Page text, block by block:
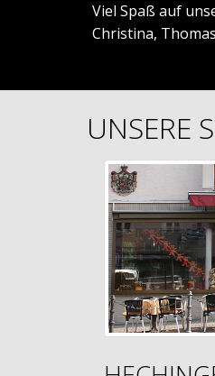
Viel Spaß auf
Christina,
UNSERE